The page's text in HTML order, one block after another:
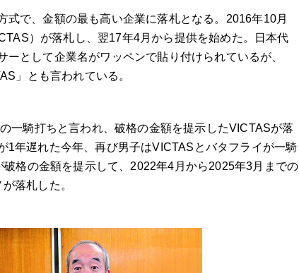
式で、金額の最も高い企業に落札となる。2016年10月
）が落札し、翌17年4月から提供を始めた。日本代
として企業名がワッペンで貼り付けられているが、
」とも言われている。
一騎打ちと言われ、破格の金額を提示したVICTASが落
1年遅れた今年、再び男子はVICTASとバタフライが一騎
格の金額を提示して、2022年4月から2025年3月までの
落札した。